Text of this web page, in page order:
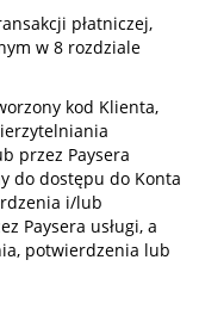
płatniczej,
w 8 rozdziale
kod Klienta,
przez Paysera
do dostępu do Konta
i/lub
Paysera usługi, a
potwierdzenia lub